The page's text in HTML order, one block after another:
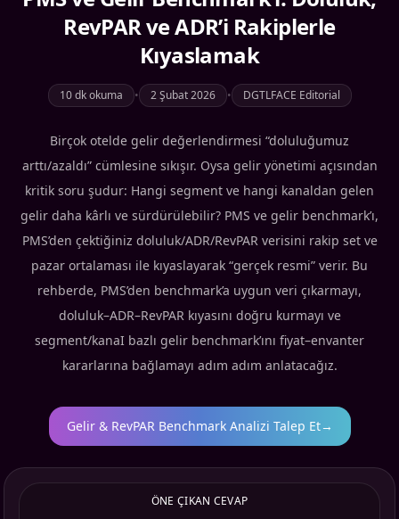
RevPAR ve ADR’i Rakiplerle
Kıyaslamak
10 dk okuma • 2 Şubat 2026 • DGTLFACE Editorial
Birçok otelde gelir değerlendirmesi “doluluğumuz
arttı/azaldı” cümlesine sıkışır. Oysa gelir yönetimi açısından
kritik soru şudur: Hangi segment ve hangi kanaldan gelen
gelir daha kârlı ve sürdürülebilir? PMS ve gelir benchmark’ı,
PMS’den çektiğiniz doluluk/ADR/RevPAR verisini rakip set ve
pazar ortalaması ile kıyaslayarak “gerçek resmi” verir. Bu
rehberde, PMS’den benchmark’a uygun veri çıkarmayı,
doluluk–ADR–RevPAR kıyasını doğru kurmayı ve
segment/kanaI bazlı gelir benchmark’ını fiyat–envanter
kararlarına bağlamayı adım adım anlatacağız.
Gelir & RevPAR Benchmark Analizi Talep Et→
ÖNE ÇIKAN CEVAP